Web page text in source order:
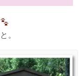
。